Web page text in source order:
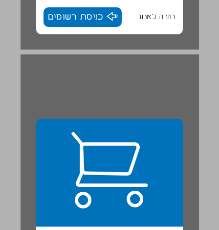
חזרה לאתר כניסת רשומים
פרק ב: השכלה ... 22